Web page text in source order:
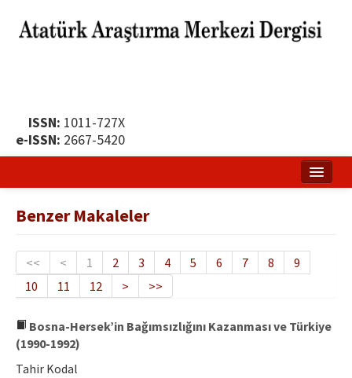
ISSN: 1011-727X
e-ISSN: 2667-5420
Yayın Politikası
Dergi Kurulları
Yayın İlkeleri
Etik İlkeler
Benzer Makaleler
<< < 1 2 3 4 5 6 7 8
9
10
11 12 > >>
Bosna-Hersek’in Bağımsızlığını Kazanması ve Türkiye
(1990-1992)
Tahir Kodal